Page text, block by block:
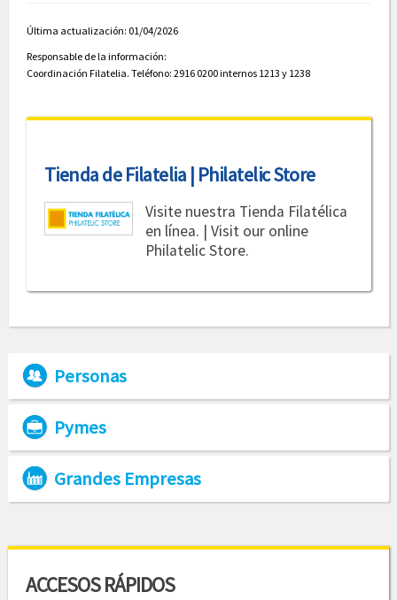
Última actualización: 01/04/2026
Responsable de la información:
Coordinación Filatelia. Teléfono: 2916 0200 internos 1213 y 1238
Tienda de Filatelia | Philatelic Store
Visite nuestra Tienda Filatélica
en línea. | Visit our online
Philatelic Store.
Personas
Pymes
Grandes Empresas
ACCESOS RÁPIDOS